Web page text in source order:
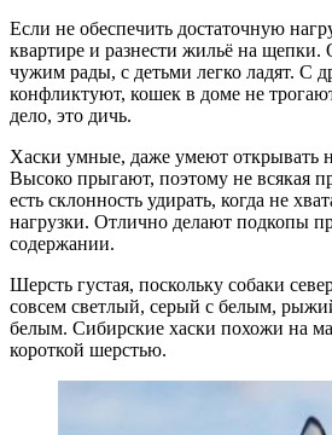
Если не обеспечить достаточную
квартире и разнести жильё на
чужим рады, с детьми легко ладят. С
конфликтуют, кошек в доме не
дело, это дичь.
Хаски умные, даже умеют открывать
Высоко прыгают, поэтому не всякая
есть склонность удирать, когда не
нагрузки. Отлично делают подкопы
содержании.
Шерсть густая, поскольку собаки
совсем светлый, серый с белым,
белым. Сибирские хаски похожи на
короткой шерстью.